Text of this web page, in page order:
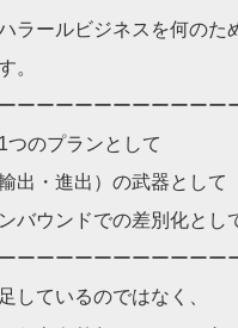
ラールビジネスを何のた
。
ーーーーーーーーーーー
つのプランとして
出・進出）の武器として
バウンドでの差別化とし
ーーーーーーーーーーー
しているのではなく、